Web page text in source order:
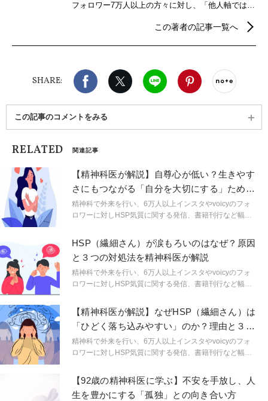
フォロワー7万人以上の方々に対し、「他人軸ではな
自分軸になりたい方は是非、私の発信をのぞいてみ
この著者の記事一覧へ
SHARE:
Facebook X（旧twitter）
LINE Pinterest
この記事のコメントをみる
RELATED 関連記事
【精神科医が解説】自尊心が低い？生きやす
さにもつながる「自分を大切にする」ための
3つのヒント
精神科で外来を行い、6万人以上インスタやvoicyのフォ
ロワーに対しHSP気質に関する発信、書籍刊行など幅広
ルヘルスに関する身近なギモンを解説。生きづらいをラ
クにするためのヒントを連載形式で紹介します。
HSP（繊細さん）が涙もろいのはなぜ？原因
と３つの対処法を精神科医が解説
精神科で外来を行い、6万人以上インスタやvoicyのフォ
ロワーに対しHSP気質に関する発信、書籍刊行など幅広
ルヘルスに関する身近なギモンを解説。生きづらいをラ
クにするためのヒントを連載形式で紹介します。
【精神科医が解説】なぜHSP（繊細さん）は
「ひどく落ち込みやすい」のか？理由と３つ
の対処法
精神科で外来を行い、6万人以上インスタやvoicyのフォ
ロワーに対しHSP気質に関する発信、書籍刊行など幅広
ルヘルスに関する身近なギモンを解説。生きづらいをラ
クにするためのヒントを連載形式で紹介します。
【92歳の精神科医に学ぶ】不安を手放し、人
生を豊かにする「孤独」との向き合い方